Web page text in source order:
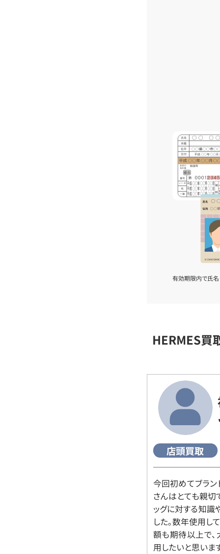
有効期限内で氏名
HERMES買
店頭買取
今回初めてブラン
さんはとても親切
ッグに対する知識
した。数年使用し
額も期待以上で、
用したいと思いま